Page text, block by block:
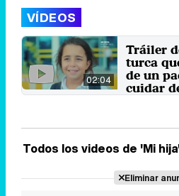
VÍDEOS
02:04
Tráiler
turca
de un
cuidar
Todos los videos de 'Mi
Eliminar